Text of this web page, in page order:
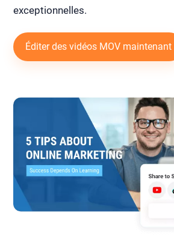
exceptionnelles.
Éditer des vidéos MOV maintenant